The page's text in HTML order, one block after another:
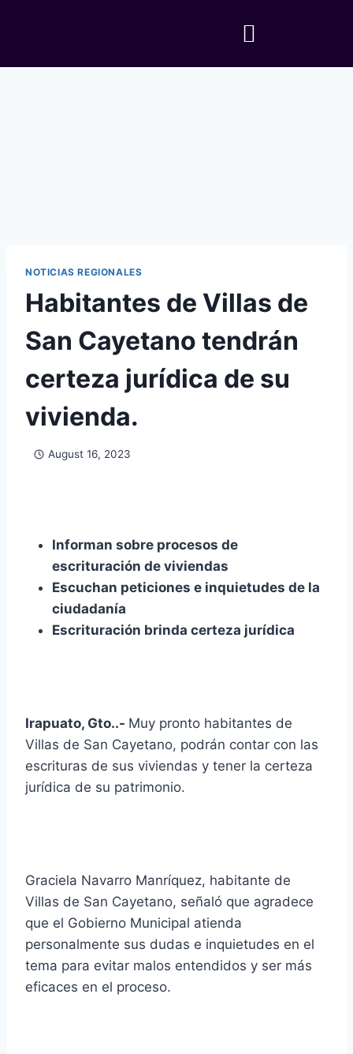
NOTICIAS REGIONALES
Habitantes de Villas de
San Cayetano tendrán
certeza jurídica de su
vivienda.
August 16, 2023
Informan sobre procesos de
escrituración de viviendas
Escuchan peticiones e inquietudes de la
ciudadanía
Escrituración brinda certeza jurídica
Irapuato, Gto..- Muy pronto habitantes de
Villas de San Cayetano, podrán contar con las
escrituras de sus viviendas y tener la certeza
jurídica de su patrimonio.
Graciela Navarro Manríquez, habitante de
Villas de San Cayetano, señaló que agradece
que el Gobierno Municipal atienda
personalmente sus dudas e inquietudes en el
tema para evitar malos entendidos y ser más
eficaces en el proceso.